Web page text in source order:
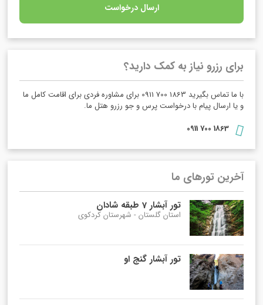
ارسال درخواست
برای رزرو نیاز به کمک دارید؟
با ما تماس بگیرید 1863 700 0911 برای مشاوره فردی برای اقامت کامل ما
و یا ارسال پیام با درخواست پرس و جو رزرو هتل ما.
1863 700 0911
آخرین تورهای ما
تور آبشار 7 طبقه شادان
استان گلستان - شهرستان کردکوی
تور آبشار گنج او